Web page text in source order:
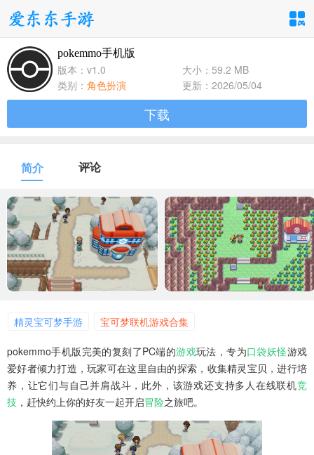
手游分类
卡牌回合
1百+款手游
1百+款手游
体育竞速
1百+款手游
冒险解谜
1百+款手游
模拟经营
1百+款手游
音乐舞蹈
1百+款手游
儿童教育
1百+款手游
pokemmo手机版
版本：v1.0
大小：59.2 MB
类别： 角色扮演 更新：2026/05/04
下载
简介 评论
精灵宝可梦手游 宝可梦联机游戏合集
pokemmo手机版完美的复刻了PC端的游戏玩法，专为口袋妖怪游戏
爱好者倾力打造，玩家可在这里自由的探索，收集精灵宝贝，进行培
养，让它们与自己并肩战斗，此外，该游戏还支持多人在线联机竞
技 ，赶快约上你的好友一起开启冒险之旅吧。